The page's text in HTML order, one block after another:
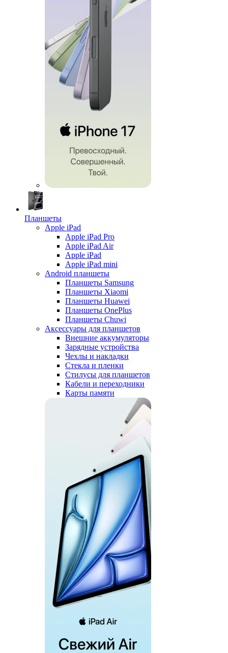
Планшеты
Apple iPad
Apple iPad Pro
Apple iPad Air
Apple iPad
Apple iPad mini
Android планшеты
Планшеты Samsung
Планшеты Xiaomi
Планшеты Huawei
Планшеты OnePlus
Планшеты Chuwi
Аксессуары для планшетов
Внешние аккумуляторы
Зарядные устройства
Чехлы и накладки
Стекла и пленки
Стилусы для планшетов
Кабели и переходники
Карты памяти